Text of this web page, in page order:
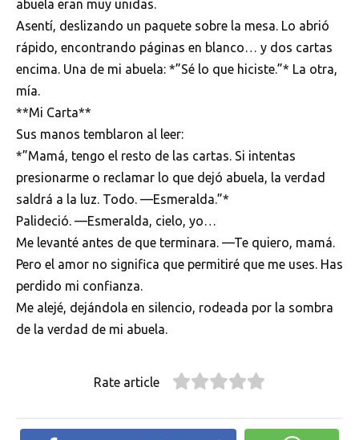
abuela eran muy unidas.
Asentí, deslizando un paquete sobre la mesa. Lo abrió
rápido, encontrando páginas en blanco… y dos cartas
encima. Una de mi abuela: *”Sé lo que hiciste.”* La otra,
mía.
**Mi Carta**
Sus manos temblaron al leer:
*”Mamá, tengo el resto de las cartas. Si intentas
presionarme o reclamar lo que dejó abuela, la verdad
saldrá a la luz. Todo. —Esmeralda.”*
Palideció. —Esmeralda, cielo, yo…
Me levanté antes de que terminara. —Te quiero, mamá.
Pero el amor no significa que permitiré que me uses. Has
perdido mi confianza.
Me alejé, dejándola en silencio, rodeada por la sombra
de la verdad de mi abuela.
Rate article